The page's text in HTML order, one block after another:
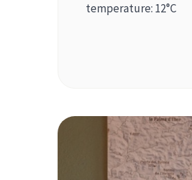
temperature: 12°C